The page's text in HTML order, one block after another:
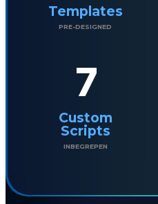
Templates
PRE-DESIGNED
7
Custom
Scripts
INBEGREPEN